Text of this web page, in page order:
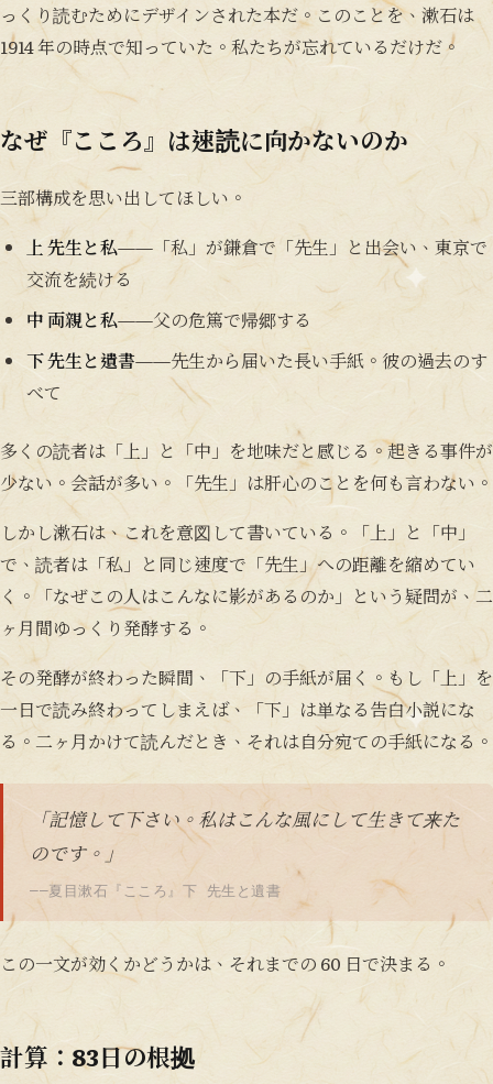
っくり読むためにデザインされた本だ。このことを、漱石は
1914 年の時点で知っていた。私たちが忘れているだけだ。
なぜ『こころ』は速読に向かないのか
三部構成を思い出してほしい。
上 先生と私——「私」が鎌倉で「先生」と出会い、東京で
交流を続ける
中 両親と私——父の危篤で帰郷する
下 先生と遺書——先生から届いた長い手紙。彼の過去のす
べて
多くの読者は「上」と「中」を地味だと感じる。起きる事件が
少ない。会話が多い。「先生」は肝心のことを何も言わない。
しかし漱石は、これを意図して書いている。「上」と「中」
で、読者は「私」と同じ速度で「先生」への距離を縮めてい
く。「なぜこの人はこんなに影があるのか」という疑問が、二
ヶ月間ゆっくり発酵する。
その発酵が終わった瞬間、「下」の手紙が届く。もし「上」を
一日で読み終わってしまえば、「下」は単なる告白小説にな
る。二ヶ月かけて読んだとき、それは自分宛ての手紙になる。
「記憶して下さい。私はこんな風にして生きて来た
のです。」
——夏目漱石『こころ』下 先生と遺書
この一文が効くかどうかは、それまでの 60 日で決まる。
計算：83日の根拠